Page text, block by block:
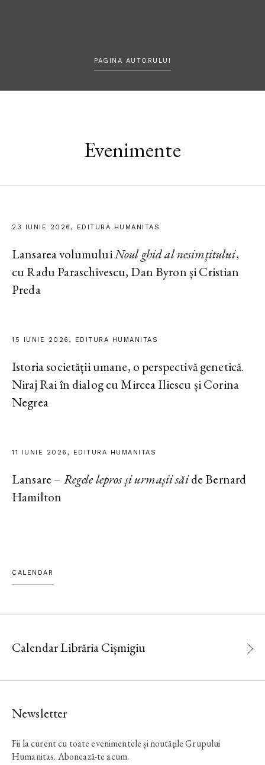
PAGINA AUTORULUI
Evenimente
23 IUNIE 2026, EDITURA HUMANITAS
Lansarea volumuluiNoul ghid al nesimțitului,
cu Radu Paraschivescu, Dan Byron și Cristian
Preda
15 IUNIE 2026, EDITURA HUMANITAS
Istoria societății umane, o perspectivă genetică.
Niraj Rai în dialog cu Mircea Iliescu și Corina
Negrea
11 IUNIE 2026, EDITURA HUMANITAS
Lansare – Regele lepros și urmașii săide Bernard
Hamilton
CALENDAR
Calendar Librăria Cișmigiu
Newsletter
Fii la curent cu toate evenimentele și noutățile Grupului
Humanitas. Abonează-te acum.